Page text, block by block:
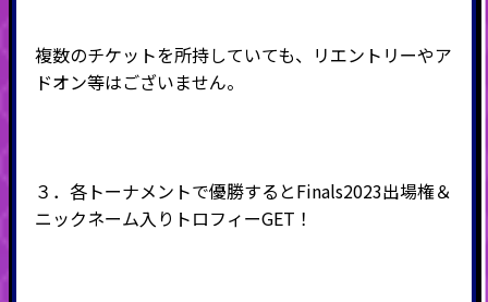
複数のチケットを所持していても、リエントリーやア
ドオン等はございません。
３．各トーナメントで優勝するとFinals2023出場権＆
ニックネーム入りトロフィーGET！